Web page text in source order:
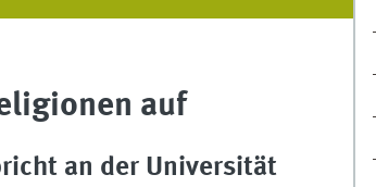
auf
an der Universität